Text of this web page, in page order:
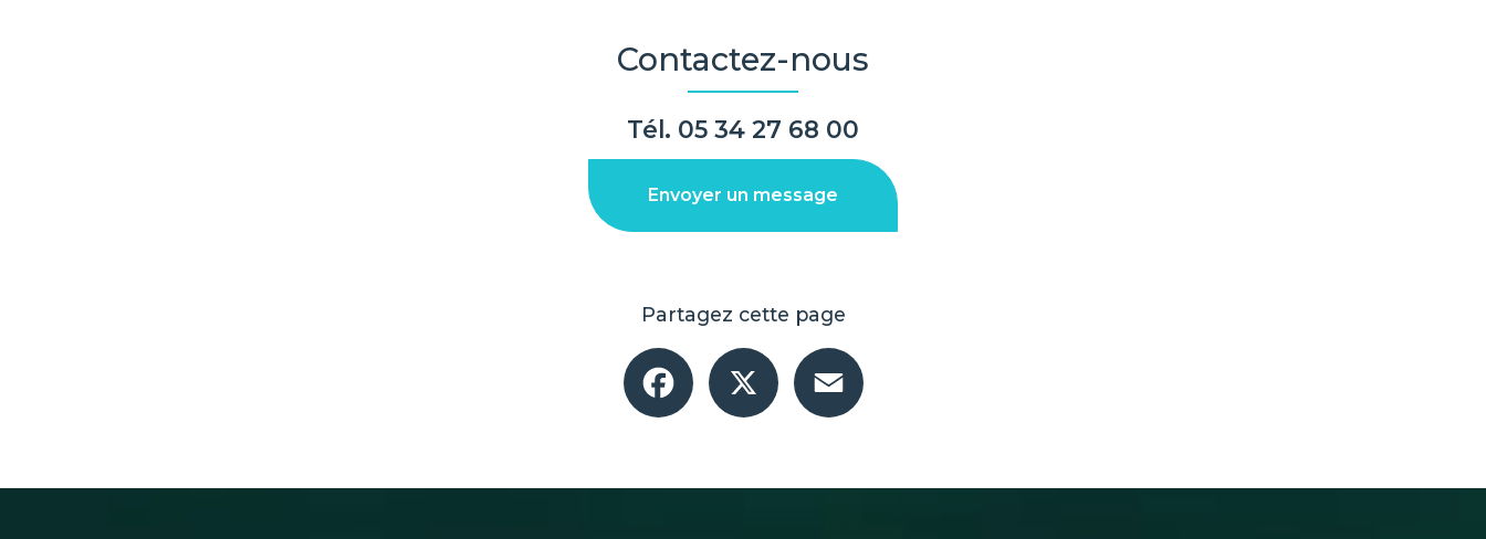
Contactez-nous
Tél. 05 34 27 68 00
Envoyer un message
Partagez cette page
Facebook